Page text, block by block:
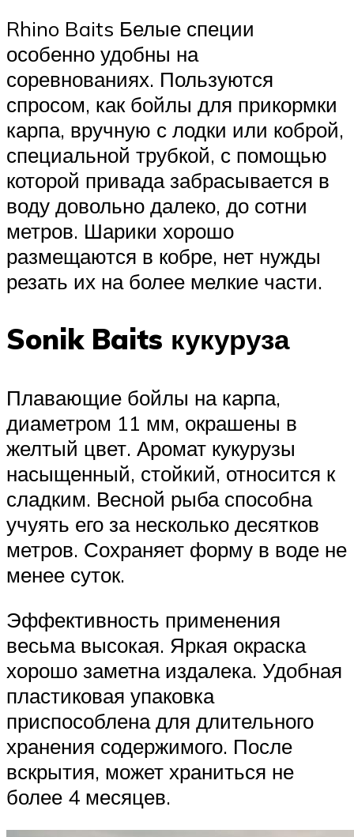
Rhino Baits Белые специи
особенно удобны на
соревнованиях. Пользуются
спросом, как бойлы для прикормки
карпа, вручную с лодки или коброй,
специальной трубкой, с помощью
которой привада забрасывается в
воду довольно далеко, до сотни
метров. Шарики хорошо
размещаются в кобре, нет нужды
резать их на более мелкие части.
Sonik Baits кукуруза
Плавающие бойлы на карпа,
диаметром 11 мм, окрашены в
желтый цвет. Аромат кукурузы
насыщенный, стойкий, относится к
сладким. Весной рыба способна
учуять его за несколько десятков
метров. Сохраняет форму в воде не
менее суток.
Эффективность применения
весьма высокая. Яркая окраска
хорошо заметна издалека. Удобная
пластиковая упаковка
приспособлена для длительного
хранения содержимого. После
вскрытия, может храниться не
более 4 месяцев.